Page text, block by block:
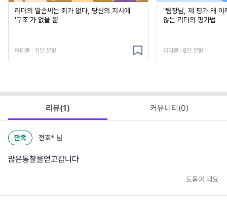
리더의 말솜씨는 죄가 없다, 당신의 지시에
'구조'가 없을 뿐
아티클 · 11분 분량
"팀장님, 제 평가 왜 이
않는 리더의 평가법
아티클 · 8분 분량
리뷰(1) 커뮤니티(0)
만족 전호* 님
많은통찰을얻고갑니다
도움이 돼요